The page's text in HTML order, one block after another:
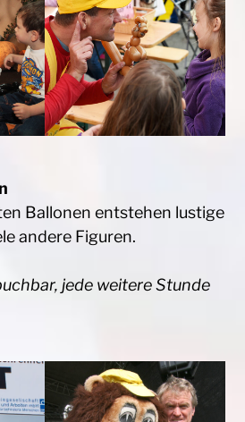
Ballonen entstehen lustige
andere Figuren.
jede weitere Stunde